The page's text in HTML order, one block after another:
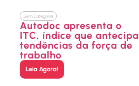
Sem Categoria
Autodoc apresenta o
ITC, índice que antecipa
tendências da força de
trabalho
Leia Agora!